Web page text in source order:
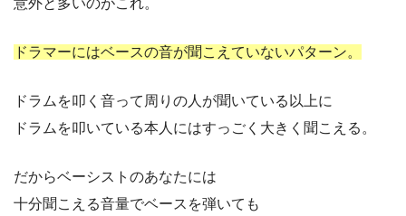
意外と多いのがこれ。
ドラマーにはベースの音が聞こえていないパターン。
ドラムを叩く音って周りの人が聞いている以上に
ドラムを叩いている本人にはすっごく大きく聞こえる。
だからベーシストのあなたには
十分聞こえる音量でベースを弾いても